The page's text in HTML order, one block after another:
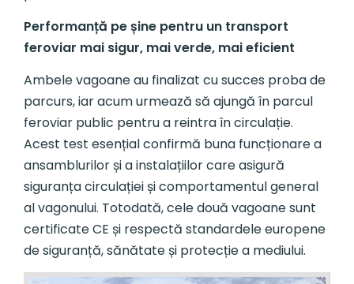
Performanță pe șine pentru un transport
feroviar mai sigur, mai verde, mai eficient
Ambele vagoane au finalizat cu succes proba de
parcurs, iar acum urmează să ajungă în parcul
feroviar public pentru a reintra în circulație.
Acest test esențial confirmă buna funcționare a
ansamblurilor și a instalațiilor care asigură
siguranța circulației și comportamentul general
al vagonului. Totodată, cele două vagoane sunt
certificate CE și respectă standardele europene
de siguranță, sănătate și protecție a mediului.